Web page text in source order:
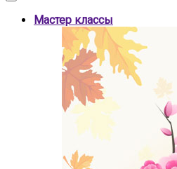
Мастер классы